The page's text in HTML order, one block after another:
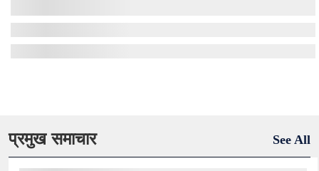
प्रमुख समाचार See All